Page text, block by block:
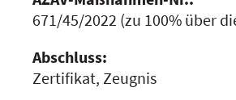
671/45/2022 (zu 100% über
Abschluss:
Zertifikat, Zeugnis